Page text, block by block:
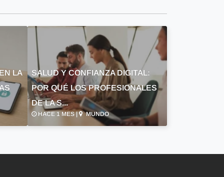
LA
SALUD Y CONFIANZA DIGITAL:
POR QUÉ LOS PROFESIONALES
DE LA S...
HACE 1 MES | MUNDO